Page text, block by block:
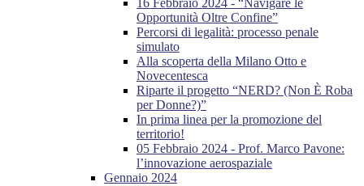
16 Febbraio 2024 - “Navigare le
Opportunità Oltre Confine”
Percorsi di legalità: processo penale
simulato
Alla scoperta della Milano Otto e
Novecentesca
Riparte il progetto “NERD? (Non È Roba
per Donne?)”
In prima linea per la promozione del
territorio!
05 Febbraio 2024 - Prof. Marco Pavone:
l’innovazione aerospaziale
Gennaio 2024